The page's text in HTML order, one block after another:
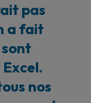
pas
a fait
nos